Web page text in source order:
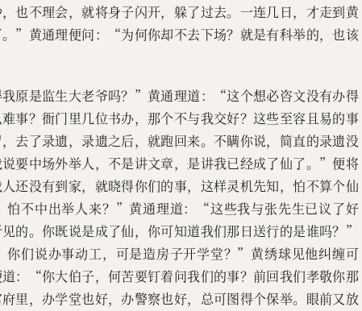
也不理会，就将身子闪开，躲了过去。一连几日，才走到黄
”黄通理便问：“为何你却不去下场？就是有科举的，也该
原是监生大老爷吗？”黄通理道：“这个想必咨文没有办得
事？衙门里几位书办，那个不与我交好？这些至容且易的事
去了录遗，录遗之后，就跑回来。不瞒你说，简直的录遗没
要中场外举人，不是讲文章，是讲我已经成了仙了。”便将
还没有到家，就晓得你们的事，这样灵机先知，怕不算个仙
怕不中出举人来？”黄通理道：“这些我与张先生已议了好
的。你既说是成了仙，你可知道我们那日送行的是谁吗？”
们说办事动工，可是造房子开学堂？”黄绣球见他纠缠可
：“你大伯子，何苦要钉着问我们的事？前回我们孝敬你那
里，办学堂也好，办警察也好，总可图得个保举。眼前又放